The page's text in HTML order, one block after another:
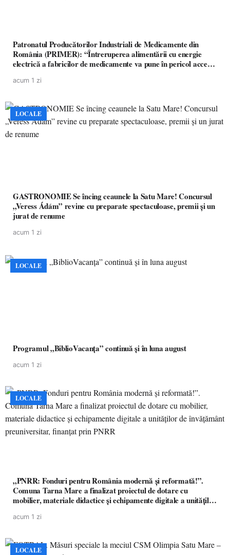
Patronatul Producătorilor Industriali de Medicamente din
România (PRIMER): “Întreruperea alimentării cu energie
electrică a fabricilor de medicamente va pune în pericol accesul
acum 1 zi
LOCALE
GASTRONOMIE Se încing ceaunele la Satu Mare! Concursul
„Veress Ádám” revine cu preparate spectaculoase, premii și un
jurat de renume
acum 1 zi
LOCALE
Programul „BiblioVacanța” continuă și în luna august
acum 1 zi
LOCALE
„PNRR: Fonduri pentru România modernă și reformată!”.
Comuna Tarna Mare a finalizat proiectul de dotare cu
mobilier, materiale didactice și echipamente digitale a unităților
acum 1 zi
LOCALE